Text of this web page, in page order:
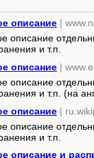
описание |
описание
и т.п.
описание |
описание
и т.п. (на
описание |
описание
и т.п.
описание и